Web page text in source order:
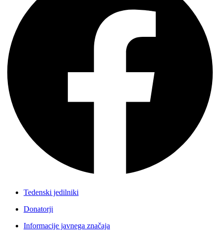
Tedenski jedilniki
Donatorji
Informacije javnega značaja